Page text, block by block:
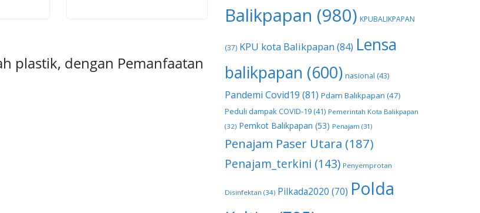
plastik, dengan Pemanfaatan
Balikpapan (980) KPUBALIKPAPAN
(37) KPU kota Balikpapan (84) Lensa
balikpapan (600) nasional (43)
Pandemi Covid19 (81) Pdam Balikpapan (47)
Peduli dampak COVID-19 (41) Pemerintah Kota Balikpapan
(32) Pemkot Balikpapan (53) Penajam (31)
Penajam Paser Utara (187)
Penajam_terkini (143) Penyemprotan
Disinfektan (34) Pilkada2020 (70) Polda